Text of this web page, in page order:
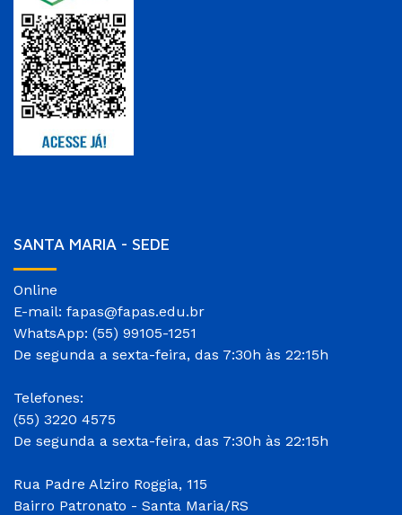
SANTA MARIA - SEDE
Online
E-mail: fapas@fapas.edu.br
WhatsApp: (55) 99105-1251
De segunda a sexta-feira, das 7:30h às 22:15h
Telefones:
(55) 3220 4575
De segunda a sexta-feira, das 7:30h às 22:15h
Rua Padre Alziro Roggia, 115
Bairro Patronato - Santa Maria/RS